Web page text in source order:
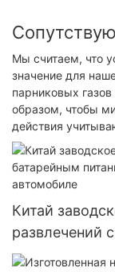
Мы считаем, что
значение для
парниковых
образом, чтобы
действия
Китай
развлечений
бампер НЛО